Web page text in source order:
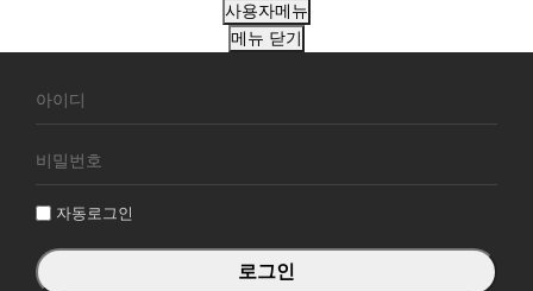
사용자메뉴
메뉴 닫기
원
그
자동로그인